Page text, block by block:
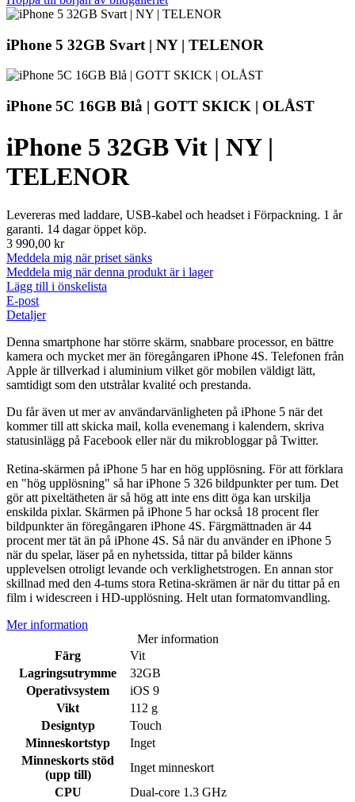
iPhone 5 32GB Svart | NY | TELENOR
iPhone 5C 16GB Blå | GOTT SKICK | OLÅST
iPhone 5 32GB Vit | NY |
TELENOR
Levereras med laddare, USB-kabel och headset i Förpackning. 1 år
garanti. 14 dagar öppet köp.
3 990,00 kr
Meddela mig när priset sänks
Meddela mig när denna produkt är i lager
Lägg till i önskelista
E-post
Detaljer
Denna smartphone har större skärm, snabbare processor, en bättre
kamera och mycket mer än föregångaren iPhone 4S. Telefonen från
Apple är tillverkad i aluminium vilket gör mobilen väldigt lätt,
samtidigt som den utstrålar kvalité och prestanda.
Du får även ut mer av användarvänligheten på iPhone 5 när det
kommer till att skicka mail, kolla evenemang i kalendern, skriva
statusinlägg på Facebook eller när du mikrobloggar på Twitter.
Retina-skärmen på iPhone 5 har en hög upplösning. För att förklara
en "hög upplösning" så har iPhone 5 326 bildpunkter per tum. Det
gör att pixeltätheten är så hög att inte ens ditt öga kan urskilja
enskilda pixlar. Skärmen på iPhone 5 har också 18 procent fler
bildpunkter än föregångaren iPhone 4S. Färgmättnaden är 44
procent mer tät än på iPhone 4S. Så när du använder en iPhone 5
när du spelar, läser på en nyhetssida, tittar på bilder känns
upplevelsen otroligt levande och verklighetstrogen. En annan stor
skillnad med den 4-tums stora Retina-skrämen är när du tittar på en
film i widescreen i HD-upplösning. Helt utan formatomvandling.
Mer information
Mer information
Färg
Vit
Lagringsutrymme
32GB
Operativsystem
iOS 9
Vikt
112 g
Designtyp
Touch
Minneskortstyp
Inget
Minneskorts stöd
(upp till)
Inget minneskort
CPU
Dual-core 1.3 GHz